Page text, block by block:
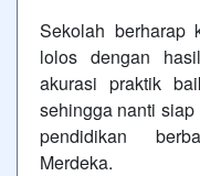
Sekolah berharap
lolos dengan
akurasi praktik
sehingga nanti
pendidikan
Merdeka.